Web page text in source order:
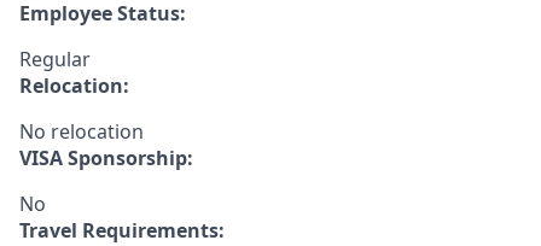
Employee Status:
Regular
Relocation:
No relocation
VISA Sponsorship:
No
Travel Requirements: